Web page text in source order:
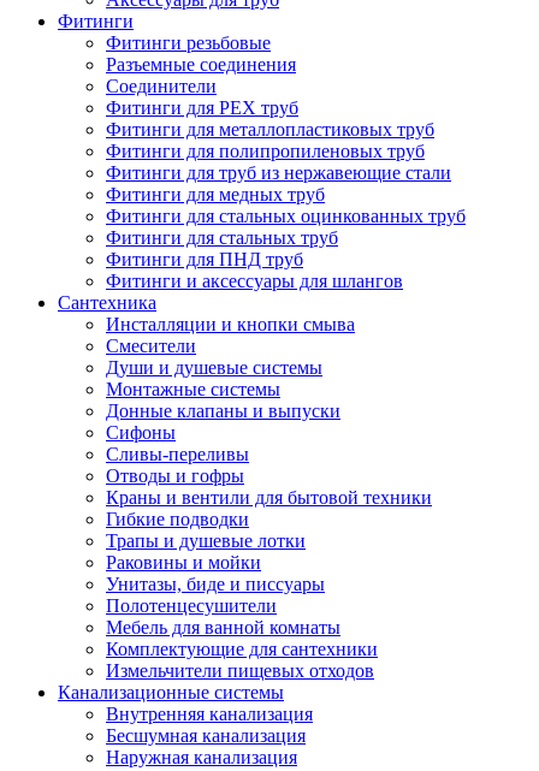
Фитинги
Фитинги резьбовые
Разъемные соединения
Соединители
Фитинги для PEX труб
Фитинги для металлопластиковых труб
Фитинги для полипропиленовых труб
Фитинги для труб из нержавеющие стали
Фитинги для медных труб
Фитинги для стальных оцинкованных труб
Фитинги для стальных труб
Фитинги для ПНД труб
Фитинги и аксессуары для шлангов
Сантехника
Инсталляции и кнопки смыва
Смесители
Души и душевые системы
Монтажные системы
Донные клапаны и выпуски
Сифоны
Сливы-переливы
Отводы и гофры
Краны и вентили для бытовой техники
Гибкие подводки
Трапы и душевые лотки
Раковины и мойки
Унитазы, биде и писсуары
Полотенцесушители
Мебель для ванной комнаты
Комплектующие для сантехники
Измельчители пищевых отходов
Канализационные системы
Внутренняя канализация
Бесшумная канализация
Наружная канализация